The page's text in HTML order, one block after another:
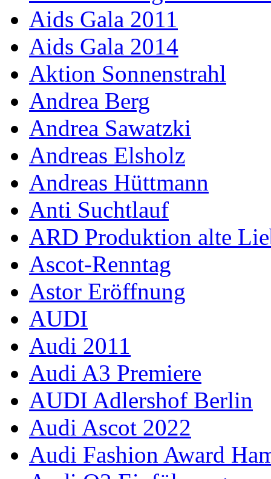
Aids Gala 2011
Aids Gala 2014
Aktion Sonnenstrahl
Andrea Berg
Andrea Sawatzki
Andreas Elsholz
Andreas Hüttmann
Anti Suchtlauf
ARD Produktion alte
Ascot-Renntag
Astor Eröffnung
AUDI
Audi 2011
Audi A3 Premiere
AUDI Adlershof Berlin
Audi Ascot 2022
Audi Fashion Award